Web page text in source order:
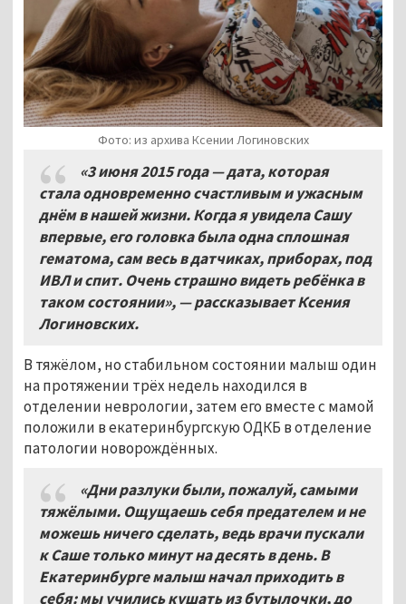
Фото: из архива Ксении Логиновских
«3 июня 2015 года — дата, которая
стала одновременно счастливым и ужасным
днём в нашей жизни. Когда я увидела Сашу
впервые, его головка была одна сплошная
гематома, сам весь в датчиках, приборах, под
ИВЛ и спит. Очень страшно видеть ребёнка в
таком состоянии», — рассказывает Ксения
Логиновских.
В тяжёлом, но стабильном состоянии малыш один
на протяжении трёх недель находился в
отделении неврологии, затем его вместе с мамой
положили в екатеринбургскую ОДКБ в отделение
патологии новорождённых.
«Дни разлуки были, пожалуй, самыми
тяжёлыми. Ощущаешь себя предателем и не
можешь ничего сделать, ведь врачи пускали
к Саше только минут на десять в день. В
Екатеринбурге малыш начал приходить в
себя: мы учились кушать из бутылочки, до